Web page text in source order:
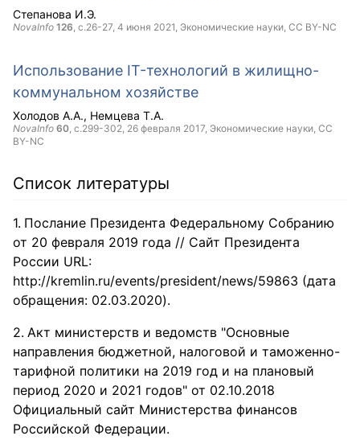
Степанова И.Э.
NovaInfo 126, с.26-27, 4 июня 2021, Экономические науки, CC BY-NC
Использование IT-технологий в жилищно-
коммунальном хозяйстве
Холодов А.А. Немцева Т.А.
NovaInfo 60, с.299-302, 26 февраля 2017, Экономические науки, CC
BY-NC
Список литературы
Послание Президента Федеральному Собранию
от 20 февраля 2019 года // Сайт Президента
России URL:
http://kremlin.ru/events/president/news/59863 (дата
обращения: 02.03.2020).
Акт министерств и ведомств "Основные
направления бюджетной, налоговой и таможенно-
тарифной политики на 2019 год и на плановый
период 2020 и 2021 годов" от 02.10.2018
Официальный сайт Министерства финансов
Российской Федерации.